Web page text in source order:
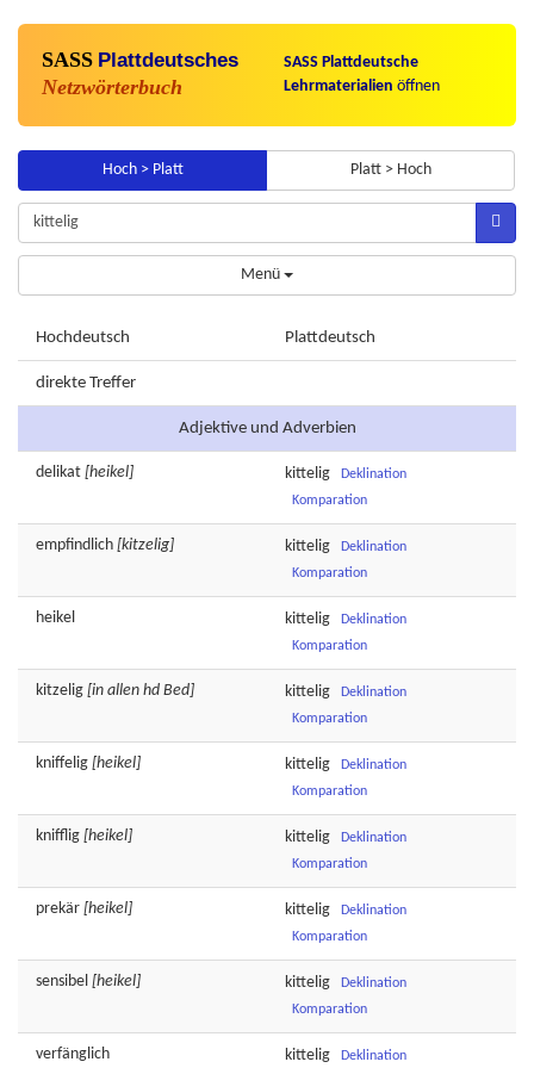
SASS Plattdeutsches
Netzwörterbuch
SASS Plattdeutsche
Lehrmaterialien öffnen
Hoch > Platt Platt > Hoch
Menü
Hochdeutsch Plattdeutsch
direkte Treffer
Adjektive und Adverbien
delikat [heikel] kittelig
Deklination
Komparation
empfindlich [kitzelig] kittelig
Deklination
Komparation
heikel kittelig
Deklination
Komparation
kitzelig [in allen hd Bed] kittelig
Deklination
Komparation
kniffelig [heikel] kittelig
Deklination
Komparation
knifflig [heikel] kittelig
Deklination
Komparation
prekär [heikel] kittelig
Deklination
Komparation
sensibel [heikel] kittelig
Deklination
Komparation
verfänglich kittelig Deklination